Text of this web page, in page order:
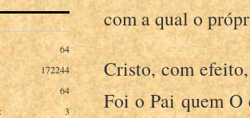
com a qual o
Cristo, com
Foi o Pai quem O
64
172244
64
3